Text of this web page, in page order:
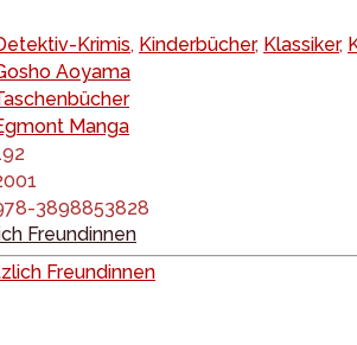
Krimis, Kinderbücher, Klassiker,
Aoyama
Manga
3898853828
Freundinnen